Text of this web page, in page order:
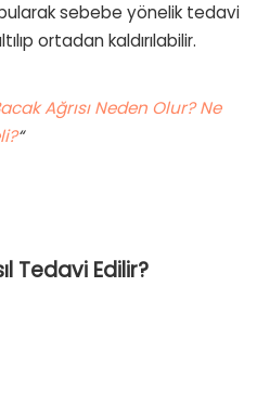
sebebe yönelik tedavi
ortadan kaldırılabilir.
Ağrısı Neden Olur? Ne
“
Tedavi Edilir?